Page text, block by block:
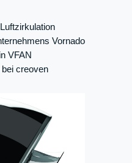
Vornado
VFAN
creoven